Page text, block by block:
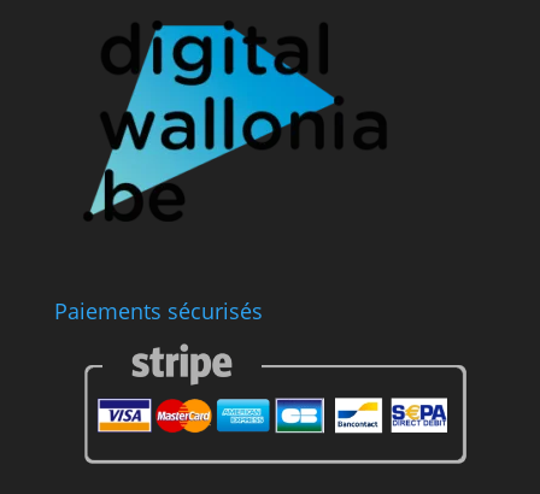
Paiements sécurisés